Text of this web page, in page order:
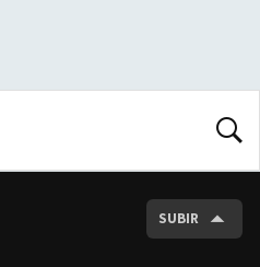
SUBIR